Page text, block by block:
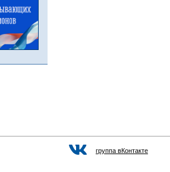
группа вКонтакте